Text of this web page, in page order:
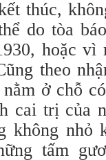
thúc,
do tòa
hoặc
theo
ở chỗ
cai trị của
không nhỏ
tấm